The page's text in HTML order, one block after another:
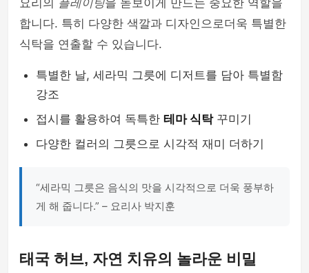
요리의 플레이팅을 돋보이게 만드는 중요한 역할을
합니다. 특히 다양한 색깔과 디자인으로더욱 특별한
식탁을 연출할 수 있습니다.
특별한 날, 세라믹 그릇에 디저트를 담아 특별함
강조
접시를 활용하여 독특한 테마 식탁꾸미기
다양한 컬러의 그릇으로 시각적 재미 더하기
“세라믹 그릇은 음식의 맛을 시각적으로 더욱 풍부하
게 해 줍니다.” – 요리사 박지훈
태국 허브, 자연 치유의 놀라운 비밀